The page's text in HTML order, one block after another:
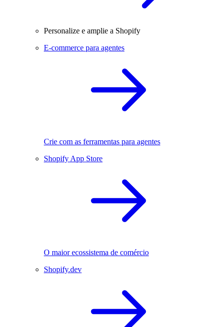
Personalize e amplie a Shopify
E-commerce para agentes
Crie com as ferramentas para agentes
Shopify App Store
O maior ecossistema de comércio
Shopify.dev